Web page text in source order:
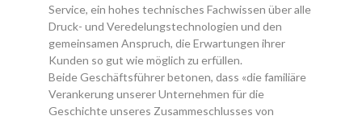
Service, ein hohes technisches Fachwissen über alle
Druck- und Veredelungstechnologien und den
gemeinsamen Anspruch, die Erwartungen ihrer
Kunden so gut wie möglich zu erfüllen.
Beide Geschäftsführer betonen, dass «die familiäre
Verankerung unserer Unternehmen für die
Geschichte unseres Zusammeschlusses von